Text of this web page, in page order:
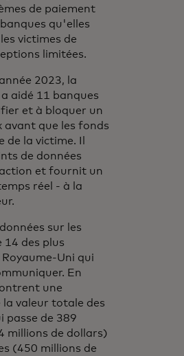
de paiement
qu'elles
victimes de
limitées.
2023, la
aidé 11 banques
et à bloquer un
que les fonds
la victime. Il
de données
et fournit un
réel - à la
sur les
14 des plus
Uni qui
En
une
valeur totale des
passe de 389
millions de dollars)
(450 millions de